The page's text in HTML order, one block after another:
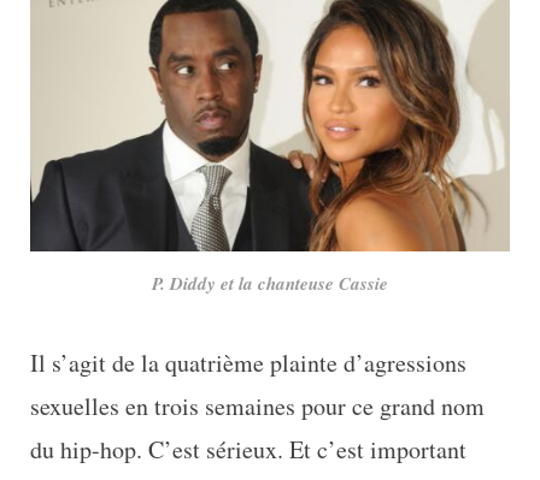
P. Diddy et la chanteuse Cassie
Il s’agit de la quatrième plainte d’agressions
sexuelles en trois semaines pour ce grand nom
du hip-hop. C’est sérieux. Et c’est important